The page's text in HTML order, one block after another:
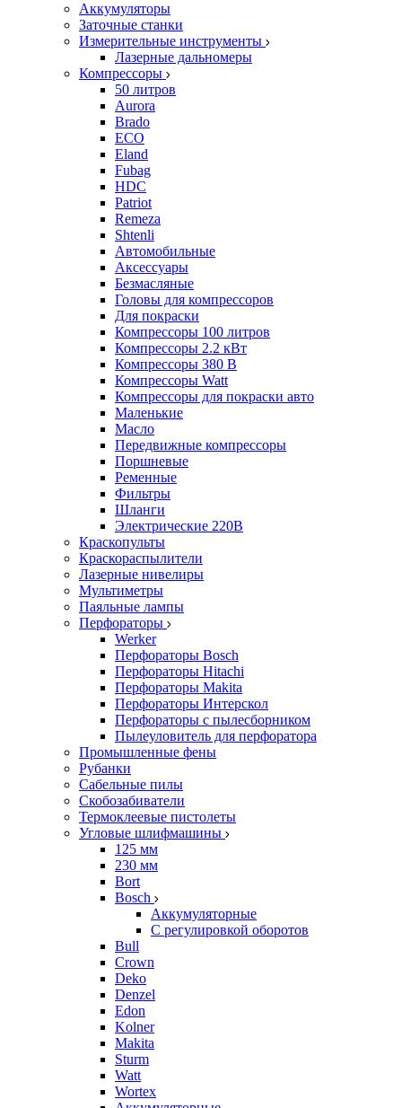
Аккумуляторы
Заточные станки
Измерительные инструменты
Лазерные дальномеры
Компрессоры
50 литров
Aurora
Brado
ECO
Eland
Fubag
HDC
Patriot
Remeza
Shtenli
Автомобильные
Аксессуары
Безмасляные
Головы для компрессоров
Для покраски
Компрессоры 100 литров
Компрессоры 2.2 кВт
Компрессоры 380 В
Компрессоры Watt
Компрессоры для покраски авто
Маленькие
Масло
Передвижные компрессоры
Поршневые
Ременные
Фильтры
Шланги
Электрические 220В
Краскопульты
Краскораспылители
Лазерные нивелиры
Мультиметры
Паяльные лампы
Перфораторы
Werker
Перфораторы Bosch
Перфораторы Hitachi
Перфораторы Makita
Перфораторы Интерскол
Перфораторы с пылесборником
Пылеуловитель для перфоратора
Промышленные фены
Рубанки
Сабельные пилы
Скобозабиватели
Термоклеевые пистолеты
Угловые шлифмашины
125 мм
230 мм
Bort
Bosch
Аккумуляторные
С регулировкой оборотов
Bull
Crown
Deko
Denzel
Edon
Kolner
Makita
Sturm
Watt
Wortex